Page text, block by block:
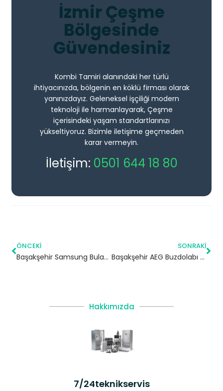
İzmir Çeşme
Bölgesinde
Güvendesiniz
Kombi Tamiri alanındaki her türlü
ihtiyacınızda, bölgenin en köklü firması olarak
yanınızdayız. Geleneksel işçiliği modern
teknoloji ile harmanlayarak, Çeşme
içerisindeki yaşam standartlarınızı
yükseltiyoruz. Bizimle iletişime geçmeden
karar vermeyin.
İletişim: 0501 644 18 80
ÖNCEKI
Başakşehir Samsung Bulaşık Makinesi Servisi
SONRAKI
Başakşehir AEG Buzdolabı Servisi – 7/24 Teknik Servis
Hakkımızda
7/24teknikservis